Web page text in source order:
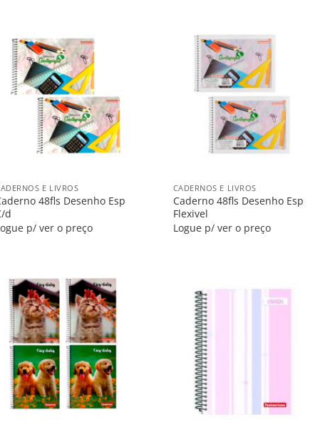
E LIVROS
48fls Desenho Esp
d
p/ ver o preço
CADERNOS E LIVROS
Caderno 48fls Desenho Esp
Flexivel
Logue p/ ver o preço
Salvar
Lista